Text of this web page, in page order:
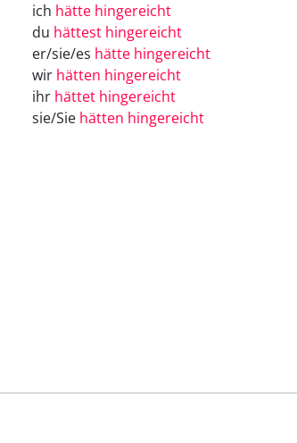
ich hätte hingereicht
du hättest hingereicht
er/sie/es hätte hingereicht
wir hätten hingereicht
ihr hättet hingereicht
sie/Sie hätten hingereicht